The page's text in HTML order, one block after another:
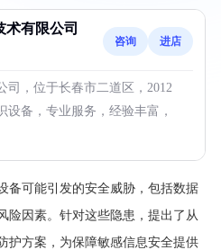
术有限公司
咨询 进店
司，位于长春市二道区，2012
备，专业服务，经验丰富，
备可能引发的安全威胁，包括数据
险因素。针对这些隐患，提出了从
护方案，为保障敏感信息安全提供